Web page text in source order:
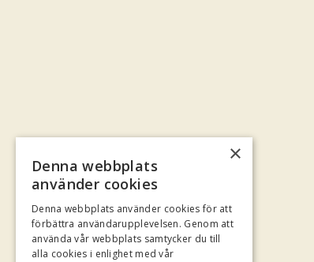
×
Denna webbplats
använder cookies
Denna webbplats använder cookies för att
förbättra användarupplevelsen. Genom att
använda vår webbplats samtycker du till
alla cookies i enlighet med vår